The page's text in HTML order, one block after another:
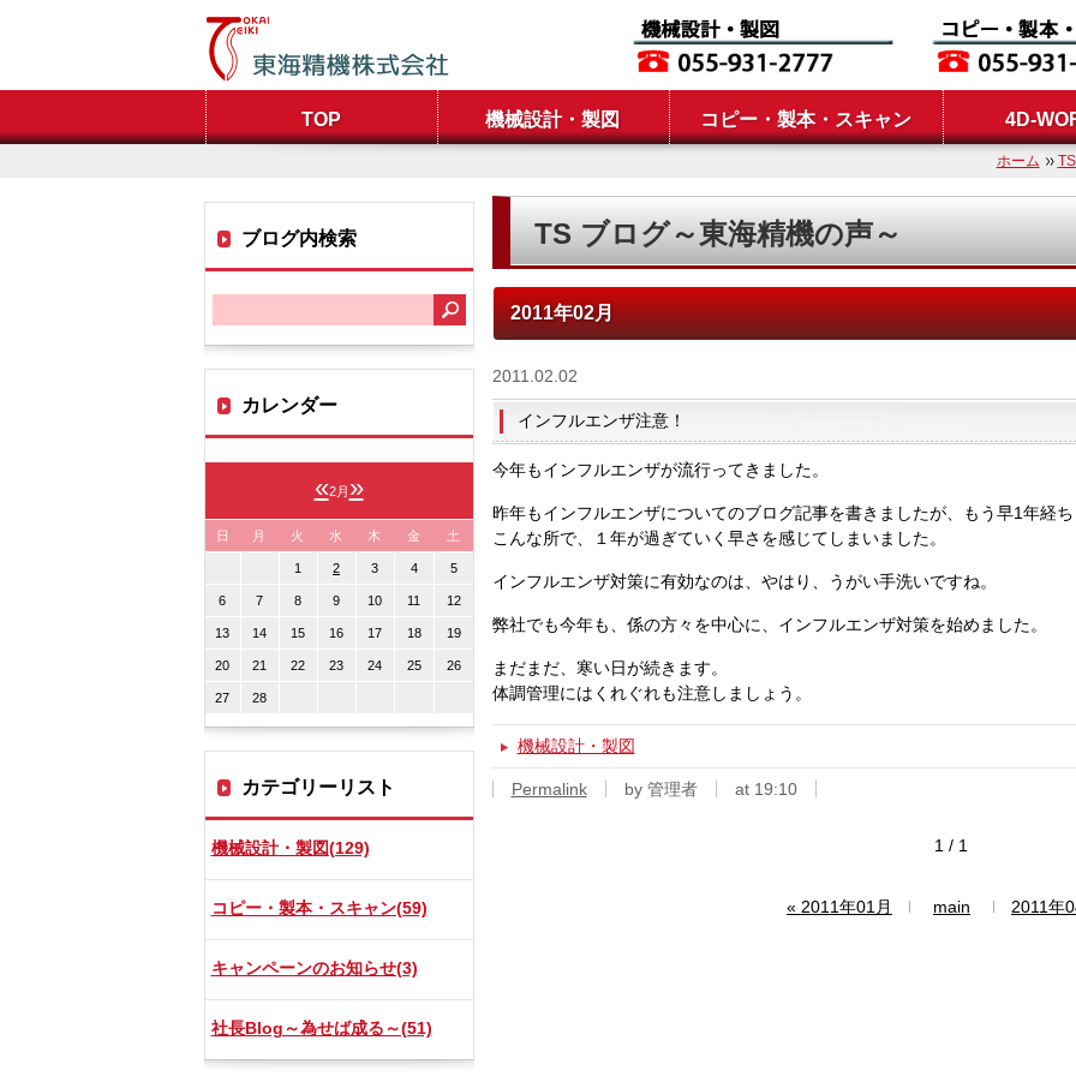
TOP 機械設計・製図 コピー・製本・スキャン 4D-
ホーム
TS ブログ～東海精機の声～
2011年02月
2011.02.02
インフルエンザ注意！
今年もインフルエンザが流行ってきました。
昨年もインフルエンザについてのブログ記事を書きましたが、もう早1年経ち
こんな所で、１年が過ぎていく早さを感じてしまいました。
インフルエンザ対策に有効なのは、やはり、うがい手洗いですね。
弊社でも今年も、係の方々を中心に、インフルエンザ対策を始めました。
まだまだ、寒い日が続きます。
体調管理にはくれぐれも注意しましょう。
機械設計・製図
Permalink by 管理者 at 19:10
1 / 1
« 2011年01月 main 2011年
ブログ内検索
カレンダー
«2月 »
日 月 火 水 木 金 土
1 2 3 4 5
6 7 8 9 10 11 12
13 14 15 16 17 18 19
20 21 22 23 24 25 26
27 28
カテゴリーリスト
機械設計・製図(129)
コピー・製本・スキャン(59)
キャンペーンのお知らせ(3)
社長Blog～為せば成る～(51)